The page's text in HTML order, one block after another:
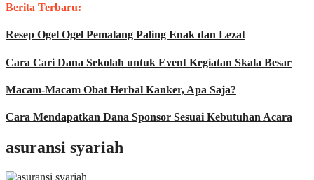
Berita Terbaru:
Resep Ogel Ogel Pemalang Paling Enak dan Lezat
Cara Cari Dana Sekolah untuk Event Kegiatan Skala Besar
Macam-Macam Obat Herbal Kanker, Apa Saja?
Cara Mendapatkan Dana Sponsor Sesuai Kebutuhan Acara
asuransi syariah